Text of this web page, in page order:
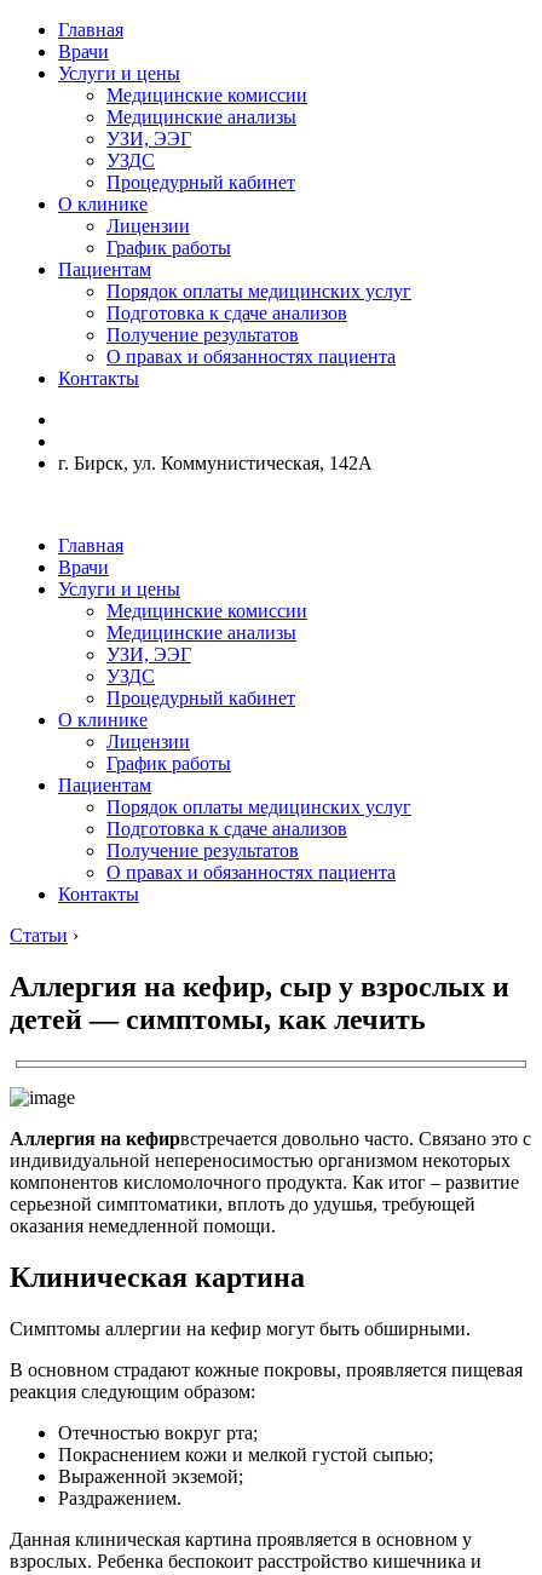
Главная
Врачи
Услуги и цены
Медицинские комиссии
Медицинские анализы
УЗИ, ЭЭГ
УЗДС
Процедурный кабинет
О клинике
Лицензии
График работы
Пациентам
Порядок оплаты медицинских услуг
Подготовка к сдаче анализов
Получение результатов
О правах и обязанностях пациента
Контакты
г. Бирск, ул. Коммунистическая, 142А
Главная
Врачи
Услуги и цены
Медицинские комиссии
Медицинские анализы
УЗИ, ЭЭГ
УЗДС
Процедурный кабинет
О клинике
Лицензии
График работы
Пациентам
Порядок оплаты медицинских услуг
Подготовка к сдаче анализов
Получение результатов
О правах и обязанностях пациента
Контакты
Статьи ›
Аллергия на кефир, сыр у взрослых и
детей — симптомы, как лечить
Аллергия на кефирвстречается довольно часто. Связано это с
индивидуальной непереносимостью организмом некоторых
компонентов кисломолочного продукта. Как итог – развитие
серьезной симптоматики, вплоть до удушья, требующей
оказания немедленной помощи.
Клиническая картина
Симптомы аллергии на кефир могут быть обширными.
В основном страдают кожные покровы, проявляется пищевая
реакция следующим образом:
Отечностью вокруг рта;
Покраснением кожи и мелкой густой сыпью;
Выраженной экземой;
Раздражением.
Данная клиническая картина проявляется в основном у
взрослых. Ребенка беспокоит расстройство кишечника и